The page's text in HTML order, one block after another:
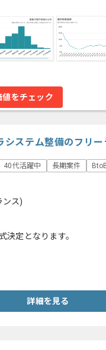
値をチェック
システム整備のフリ
40代活躍中 長期案件
ンス)
定となります。
詳細を見る